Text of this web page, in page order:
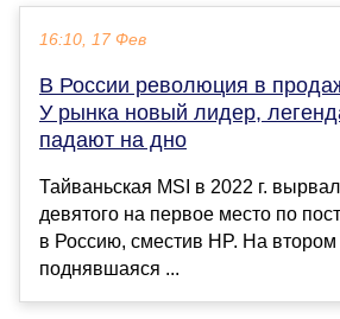
16:10, 17 Фев
В России революция в
У рынка новый лидер,
падают на дно
Тайваньская MSI в 2022 г.
девятого на первое место по
в Россию, сместив HP. На
поднявшаяся ...